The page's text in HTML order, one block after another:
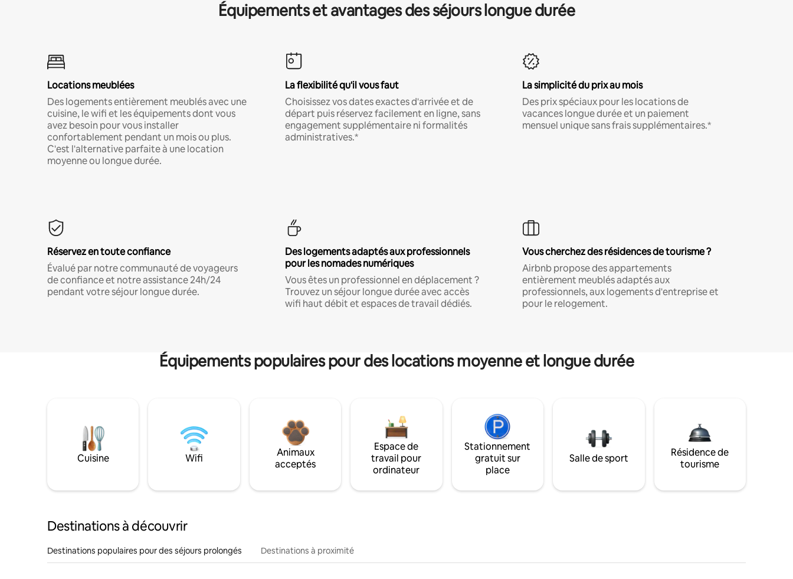
Équipements et avantages des séjours longue durée
Locations meublées
Des logements entièrement meublés avec une
cuisine, le wifi et les équipements dont vous
avez besoin pour vous installer
confortablement pendant un mois ou plus.
C'est l'alternative parfaite à une location
moyenne ou longue durée.
La flexibilité qu'il vous faut
Choisissez vos dates exactes d'arrivée et de
départ puis réservez facilement en ligne, sans
engagement supplémentaire ni formalités
administratives.*
La simplicité du prix au mois
Des prix spéciaux pour les locations de
vacances longue durée et un paiement
mensuel unique sans frais supplémentaires.*
Réservez en toute confiance
Évalué par notre communauté de voyageurs
de confiance et notre assistance 24h/24
pendant votre séjour longue durée.
Des logements adaptés aux professionnels
pour les nomades numériques
Vous êtes un professionnel en déplacement ?
Trouvez un séjour longue durée avec accès
wifi haut débit et espaces de travail dédiés.
Vous cherchez des résidences de tourisme ?
Airbnb propose des appartements
entièrement meublés adaptés aux
professionnels, aux logements d'entreprise et
pour le relogement.
Équipements populaires pour des locations moyenne et longue durée
Cuisine Wifi
Animaux
acceptés
Espace de
travail pour
ordinateur
Stationnement
gratuit sur
place
Salle de sport
Résidence de
tourisme
Destinations à découvrir
Destinations populaires pour des séjours prolongés Destinations à proximité